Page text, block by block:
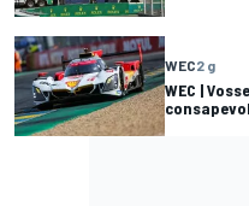
WEC2 g
WEC |